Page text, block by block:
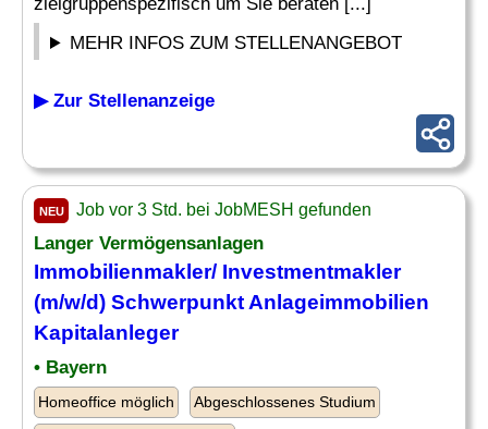
MEHR INFOS ZUM STELLENANGEBOT
▶ Zur Stellenanzeige
NEU Job vor 3 Std. bei JobMESH gefunden
Langer Vermögensanlagen
Immobilienmakler/ Investmentmakler
(m/w/d) Schwerpunkt Anlageimmobilien
Kapitalanleger
• Bayern
Homeoffice möglich Abgeschlossenes Studium